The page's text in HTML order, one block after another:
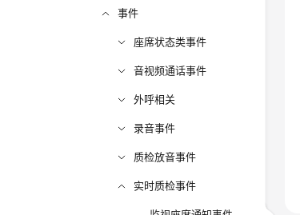
事件
座席状态类事件
音视频通话事件
外呼相关
录音事件
质检放音事件
实时质检事件